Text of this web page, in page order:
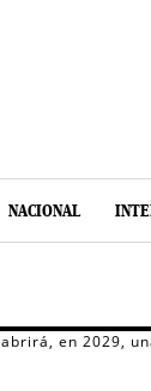
NACIONAL
en 2029,